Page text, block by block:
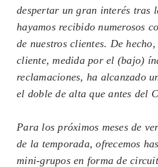
despertar un gran interés tras
hayamos recibido numerosos
de nuestros clientes. De
cliente, medida por el (bajo)
reclamaciones, ha alcanzado
el doble de alta que antes del
Para los próximos meses de
de la temporada, ofrecemos
mini-grupos en forma de